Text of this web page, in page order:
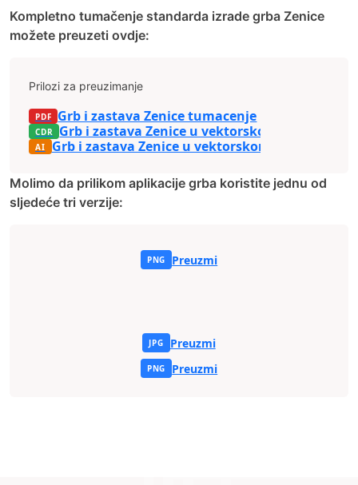
Kompletno tumačenje standarda izrade grba Zenice
možete preuzeti ovdje:
Prilozi za preuzimanje
Grb i zastava Zenice tumacenje
Grb i zastava Zenice u vektorskom formatu
Grb i zastava Zenice u vektorskom formatu
Molimo da prilikom aplikacije grba koristite jednu od
sljedeće tri verzije:
Preuzmi
Preuzmi
Preuzmi